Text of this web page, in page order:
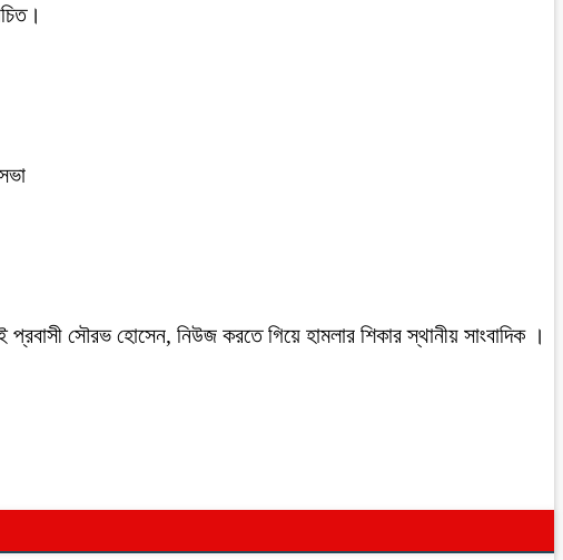
প্রবাসী সৌরভ হোসেন, নিউজ করতে গিয়ে হামলার শিকার স্থানীয় সাংবাদিক ।